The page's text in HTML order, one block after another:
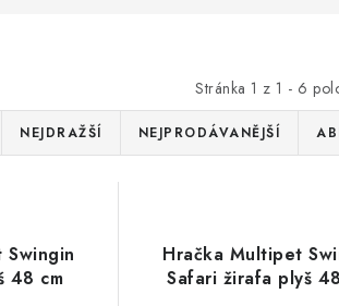
Stránka 1 z 1 - 6
NEJDRAŽŠÍ NEJPRODÁVANĚJŠÍ
48 cm
Hračka Multipet
Safari žirafa plyš